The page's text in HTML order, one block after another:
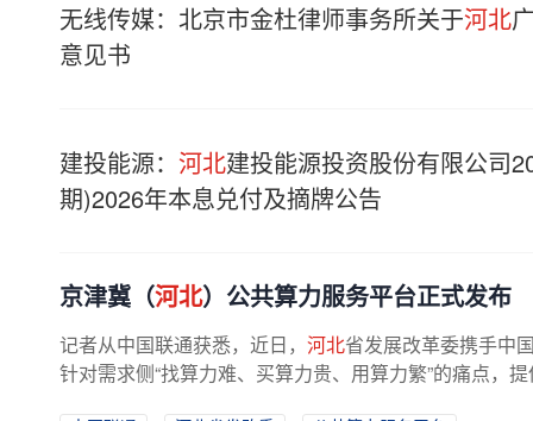
无线传媒：北京市金杜律师事务所关于河北
意见书
建投能源： 河北建投能源投资股份有限公司
期)2026年本息兑付及摘牌公告
京津冀（河北）公共算力服务平台正式发布
记者从中国联通获悉，近日， 河北省发展改革委携手中
针对需求侧“找算力难、买算力贵、用算力繁”的痛点，